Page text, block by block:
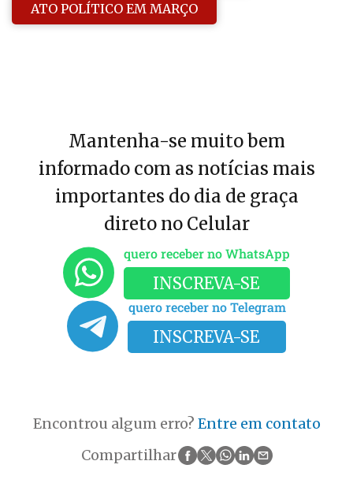
ATO POLÍTICO EM MARÇO
Mantenha-se muito bem
informado com as notícias mais
importantes do dia de graça
direto no Celular
quero receber no WhatsApp
INSCREVA-SE
quero receber no Telegram
INSCREVA-SE
Encontrou algum erro? Entre em contato
Compartilhar